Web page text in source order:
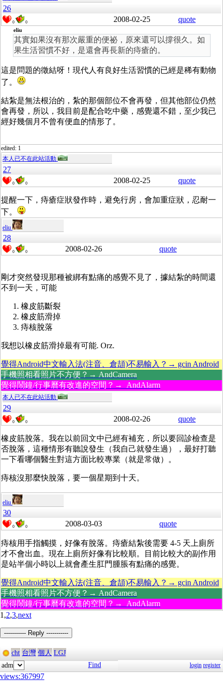
26
0 0 2008-02-25 quote
eliu
其實如果沒有那次嚴重的便祕，原來還可以撐很久。如
果生活習慣不好，是還會再長新的痔瘡的。
這是問題的徵結呀！現代人有良好生活習慣的已經是稀有動物
了。
結紮是無法根治的，紮的那個部位不會再發，但其他部位仍然
會再發，所以，我目前是配合吃中藥，感覺還不錯，至少我已
經好幾個月不曾有便血的情形了。
edited: 1
本人已不在此站活動
27
0 0 2008-02-25 quote
提醒一下，痔瘡症狀發作時，避免行房，會加重症狀，忍耐一
下。
eliu
28
0 0 2008-02-26 quote
剛才突然發現那種被綁有點痛的感覺不見了，據結紮的時間還
不到一天，可能
橡皮筋斷裂
橡皮筋滑掉
痔核脫落
我想以橡皮筋滑掉最有可能. Orz.
覺得Android中文輸入法(注音、倉頡)不易輸入？→ gcin Android
手機照相看照片不方便？→ AndCamera
覺得鬧鐘/行事曆有改進的空間？→ AndAlarm
本人已不在此站活動
29
0 0 2008-02-26 quote
橡皮筋脫落。我在以前回文中已經有補充，所以要回診檢查是
否脫落，這種情形有聽說發生（我自己就發生過），最好打聽
一下看哪個醫生對這方面比較專業（就是常做）。
痔核沒那麼快脫落，要一個星期到十天。
eliu
30
0 0 2008-03-03 quote
痔核用手指觸摸，好像有脫落。痔瘡結紮後需要 4-5 天上廁所
才不會出血。現在上廁所好像有比較順。目前比較大的副作用
是站半個小時以上就會產生肛門腫脹有點痛的感覺。
覺得Android中文輸入法(注音、倉頡)不易輸入？→ gcin Android
手機照相看照片不方便？→ AndCamera
覺得鬧鐘/行事曆有改進的空間？→ AndAlarm
1,2,3,next
----------- Reply -----------
cht 台灣 個人 LGJ
adm
Find login register
views:367997